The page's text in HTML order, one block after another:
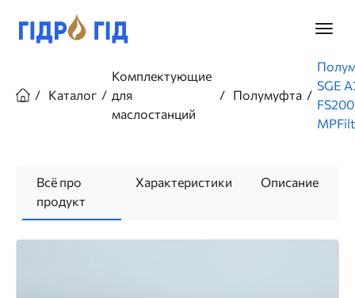
основному
Главное
навигации
Каталог
Комплектующие
для
маслостанций
Полумуфта
SGE
FS200
Всё про
продукт
Характеристики Описание